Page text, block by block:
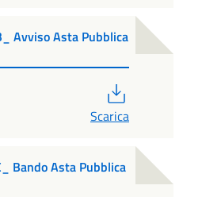
Avviso Asta Pubblica
Scarica
Bando Asta Pubblica